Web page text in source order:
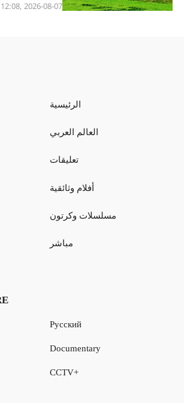
2026-08-07
الرئيسية
العالم العربي
تعليقات
أفلام وثائقية
مسلسلات وكرتون
مباشر
Русский
Documentary
CCTV+